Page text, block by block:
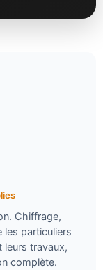
Chiffrage,
les particuliers
leurs travaux,
complète.